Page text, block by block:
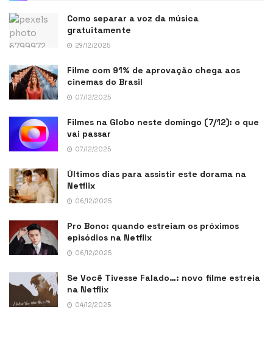
Como separar a voz da música
gratuitamente
29/12/2025
Filme com 91% de aprovação chega aos
cinemas do Brasil
07/12/2025
Filmes na Globo neste domingo (7/12): o que
vai passar
07/12/2025
Últimos dias para assistir este dorama na
Netflix
06/12/2025
Pro Bono: quando estreiam os próximos
episódios na Netflix
06/12/2025
Se Você Tivesse Falado…: novo filme estreia
na Netflix
04/12/2025